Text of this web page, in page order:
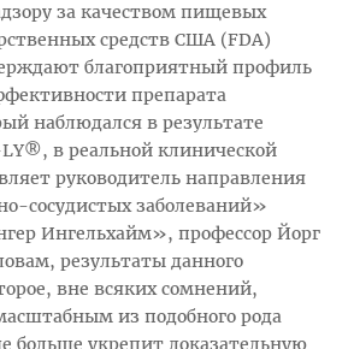
за качеством пищевых
средств США (FDA)
благоприятный профиль
препарата
наблюдался в результате
в реальной клинической
руководитель направления
сосудистых заболеваний»
Ингельхайм», профессор Йорг
результаты данного
вне всяких сомнений,
из подобного рода
больше укрепит доказательную